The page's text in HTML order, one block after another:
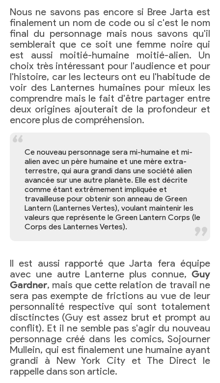
Nous ne savons pas encore si Bree Jarta est
finalement un nom de code ou si c'est le nom
final du personnage mais nous savons qu'il
semblerait que ce soit une femme noire qui
est aussi moitié-humaine moitié-alien. Un
choix très intéressant pour l'audience et pour
l'histoire, car les lecteurs ont eu l'habitude de
voir des Lanternes humaines pour mieux les
comprendre mais le fait d'être partager entre
deux origines ajouterait de la profondeur et
encore plus de compréhension.
Ce nouveau personnage sera mi-humaine et mi-
alien avec un père humaine et une mère extra-
terrestre, qui aura grandi dans une société alien
avancée sur une autre planète. Elle est décrite
comme étant extrêmement impliquée et
travailleuse pour obtenir son anneau de Green
Lantern (Lanternes Vertes), voulant maintenir les
valeurs que représente le Green Lantern Corps (le
Corps des Lanternes Vertes).
Il est aussi rapporté que Jarta fera équipe
avec une autre Lanterne plus connue, Guy
Gardner, mais que cette relation de travail ne
sera pas exempte de frictions au vue de leur
personnalité respective qui sont totalement
disctinctes (Guy est assez brut et prompt au
conflit). Et il ne semble pas s'agir du nouveau
personnage créé dans les comics, Sojourner
Mullein, qui est finalement une humaine ayant
grandi à New York City et The Direct le
rappelle dans son article.